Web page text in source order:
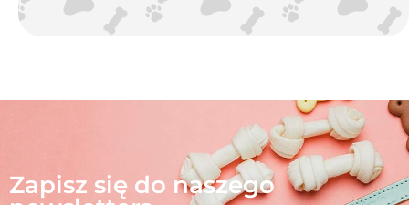
Zapisz się do naszego